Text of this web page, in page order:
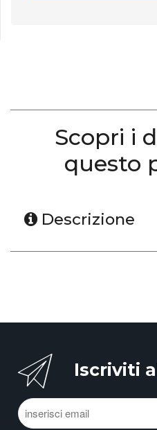
Scopri i
questo
Descrizione
Iscriviti